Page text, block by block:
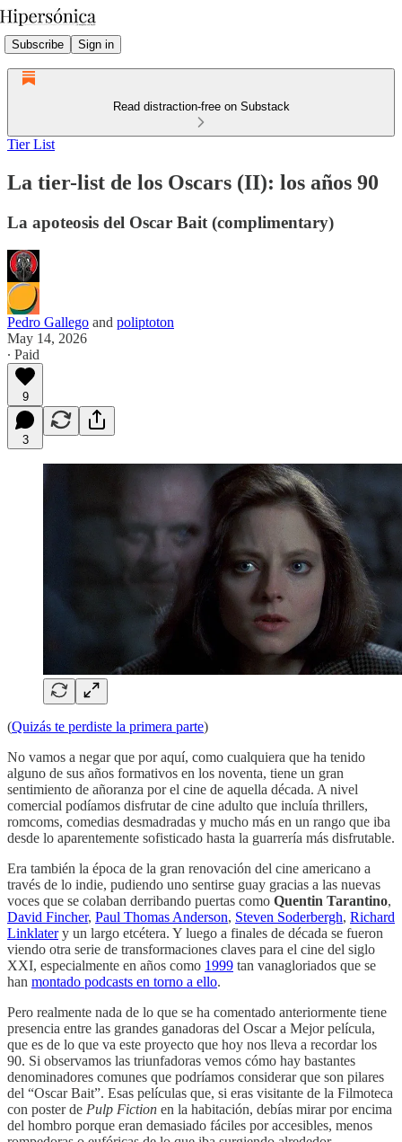
Subscribe Sign in
Read distraction-free on Substack
Tier List
La tier-list de los Oscars (II): los años 90
La apoteosis del Oscar Bait (complimentary)
Pedro Gallego and poliptoton
May 14, 2026
∙ Paid
9
3
(Quizás te perdiste la primera parte)
No vamos a negar que por aquí, como cualquiera que ha tenido
alguno de sus años formativos en los noventa, tiene un gran
sentimiento de añoranza por el cine de aquella década. A nivel
comercial podíamos disfrutar de cine adulto que incluía thrillers,
romcoms, comedias desmadradas y mucho más en un rango que iba
desde lo aparentemente sofisticado hasta la guarrería más disfrutable.
Era también la época de la gran renovación del cine americano a
través de lo indie, pudiendo uno sentirse guay gracias a las nuevas
voces que se colaban derribando puertas como Quentin Tarantino,
David Fincher, Paul Thomas Anderson, Steven Soderbergh, Richard
Linklatery un largo etcétera. Y luego a finales de década se fueron
viendo otra serie de transformaciones claves para el cine del siglo
XXI, especialmente en años como 1999 tan vanagloriados que se
han montado podcasts en torno a ello.
Pero realmente nada de lo que se ha comentado anteriormente tiene
presencia entre las grandes ganadoras del Oscar a Mejor película,
que es de lo que va este proyecto que hoy nos lleva a recordar los
90. Si observamos las triunfadoras vemos cómo hay bastantes
denominadores comunes que podríamos considerar que son pilares
del “Oscar Bait”. Esas películas que, si eras visitante de la Filmoteca
con poster de Pulp Fiction en la habitación, debías mirar por encima
del hombro porque eran demasiado fáciles por accesibles, menos